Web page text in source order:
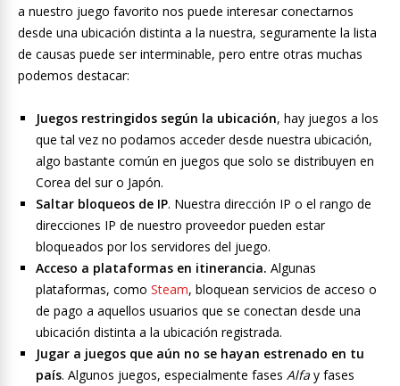
a nuestro juego favorito nos puede interesar conectarnos
desde una ubicación distinta a la nuestra, seguramente la lista
de causas puede ser interminable, pero entre otras muchas
podemos destacar:
Juegos restringidos según la ubicación, hay juegos a los
que tal vez no podamos acceder desde nuestra ubicación,
algo bastante común en juegos que solo se distribuyen en
Corea del sur o Japón.
Saltar bloqueos de IP. Nuestra dirección IP o el rango de
direcciones IP de nuestro proveedor pueden estar
bloqueados por los servidores del juego.
Acceso a plataformas en itinerancia. Algunas
plataformas, como Steam, bloquean servicios de acceso o
de pago a aquellos usuarios que se conectan desde una
ubicación distinta a la ubicación registrada.
Jugar a juegos que aún no se hayan estrenado en tu
país. Algunos juegos, especialmente fases Alfa y fases